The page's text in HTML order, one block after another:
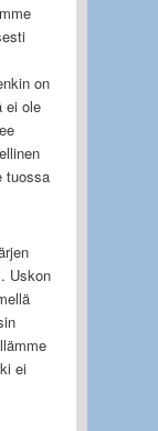
on
ei ole
tuossa
Uskon
ei